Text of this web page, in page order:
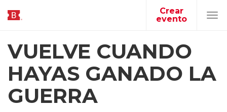
Crear
evento
VUELVE CUANDO
HAYAS GANADO LA
GUERRA